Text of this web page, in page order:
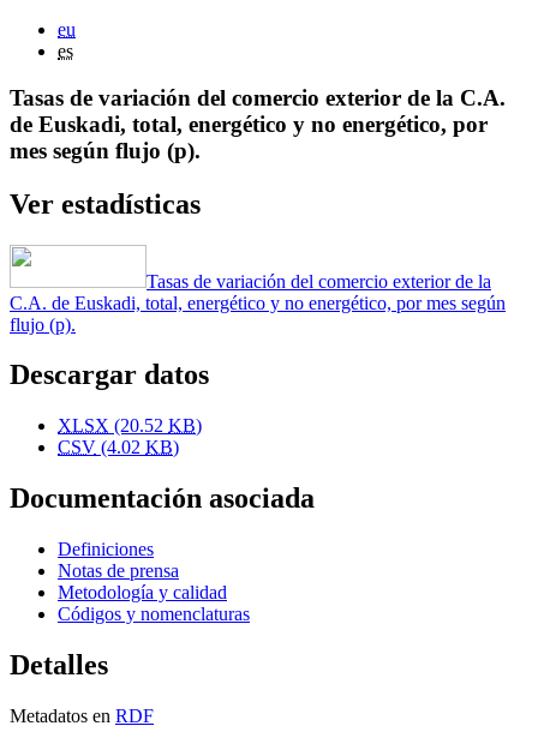
eu
es
Tasas de variación del comercio exterior de la C.A.
de Euskadi, total, energético y no energético, por
mes según flujo (p).
Ver estadísticas
Tasas de variación del comercio exterior de la
C.A. de Euskadi, total, energético y no energético, por mes según
flujo (p).
Descargar datos
XLSX (20.52 KB)
CSV (4.02 KB)
Documentación asociada
Definiciones
Notas de prensa
Metodología y calidad
Códigos y nomenclaturas
Detalles
Metadatos en RDF